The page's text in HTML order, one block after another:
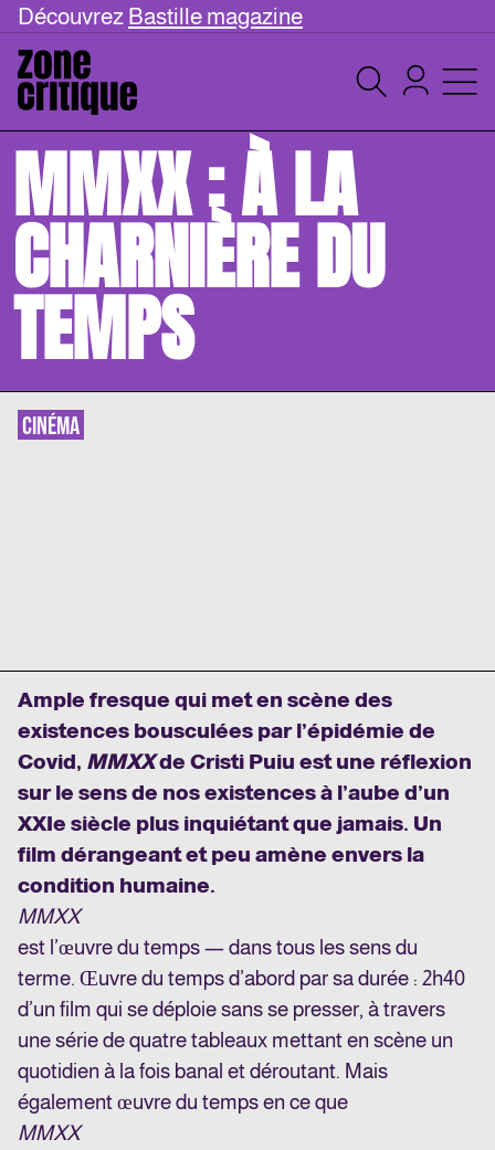
Découvrez Bastille magazine
MMXX : À LA
CHARNIÈRE DU
TEMPS
CINÉMA
Ample fresque qui met en scène des
existences bousculées par l’épidémie de
Covid, MMXXde Cristi Puiu est une réflexion
sur le sens de nos existences à l’aube d’un
XXIe siècle plus inquiétant que jamais. Un
film dérangeant et peu amène envers la
condition humaine.
MMXX
est l’œuvre du temps — dans tous les sens du
terme. Œuvre du temps d’abord par sa durée : 2h40
d’un film qui se déploie sans se presser, à travers
une série de quatre tableaux mettant en scène un
quotidien à la fois banal et déroutant. Mais
également œuvre du temps en ce que
MMXX